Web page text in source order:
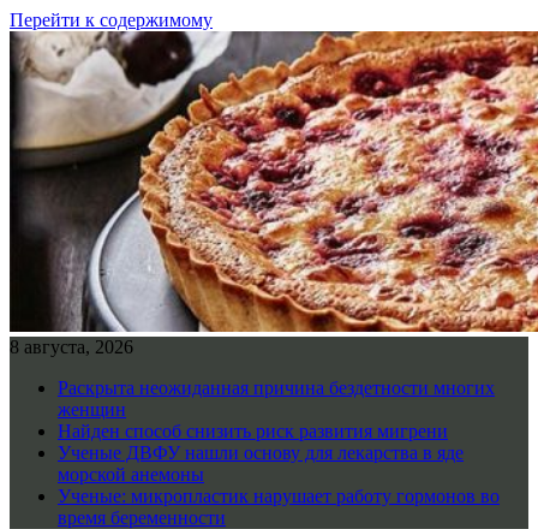
Перейти к содержимому
8 августа, 2026
Раскрыта неожиданная причина бездетности многих
женщин
Найден способ снизить риск развития мигрени
Ученые ДВФУ нашли основу для лекарства в яде
морской анемоны
Ученые: микропластик нарушает работу гормонов во
время беременности